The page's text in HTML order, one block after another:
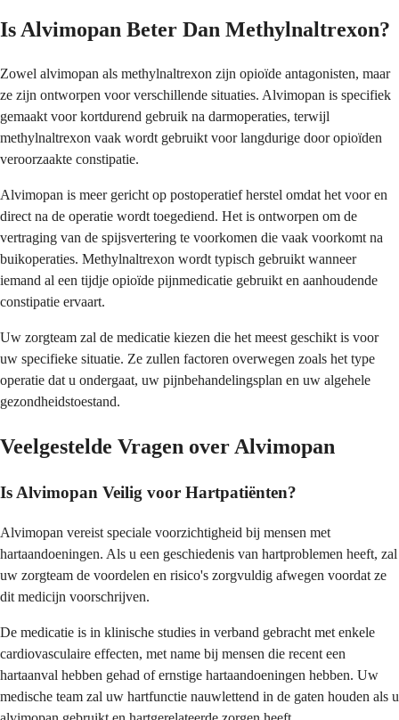
Is Alvimopan Beter Dan Methylnaltrexon?
Zowel alvimopan als methylnaltrexon zijn opioïde antagonisten, maar
ze zijn ontworpen voor verschillende situaties. Alvimopan is specifiek
gemaakt voor kortdurend gebruik na darmoperaties, terwijl
methylnaltrexon vaak wordt gebruikt voor langdurige door opioïden
veroorzaakte constipatie.
Alvimopan is meer gericht op postoperatief herstel omdat het voor en
direct na de operatie wordt toegediend. Het is ontworpen om de
vertraging van de spijsvertering te voorkomen die vaak voorkomt na
buikoperaties. Methylnaltrexon wordt typisch gebruikt wanneer
iemand al een tijdje opioïde pijnmedicatie gebruikt en aanhoudende
constipatie ervaart.
Uw zorgteam zal de medicatie kiezen die het meest geschikt is voor
uw specifieke situatie. Ze zullen factoren overwegen zoals het type
operatie dat u ondergaat, uw pijnbehandelingsplan en uw algehele
gezondheidstoestand.
Veelgestelde Vragen over Alvimopan
Is Alvimopan Veilig voor Hartpatiënten?
Alvimopan vereist speciale voorzichtigheid bij mensen met
hartaandoeningen. Als u een geschiedenis van hartproblemen heeft, zal
uw zorgteam de voordelen en risico's zorgvuldig afwegen voordat ze
dit medicijn voorschrijven.
De medicatie is in klinische studies in verband gebracht met enkele
cardiovasculaire effecten, met name bij mensen die recent een
hartaanval hebben gehad of ernstige hartaandoeningen hebben. Uw
medische team zal uw hartfunctie nauwlettend in de gaten houden als u